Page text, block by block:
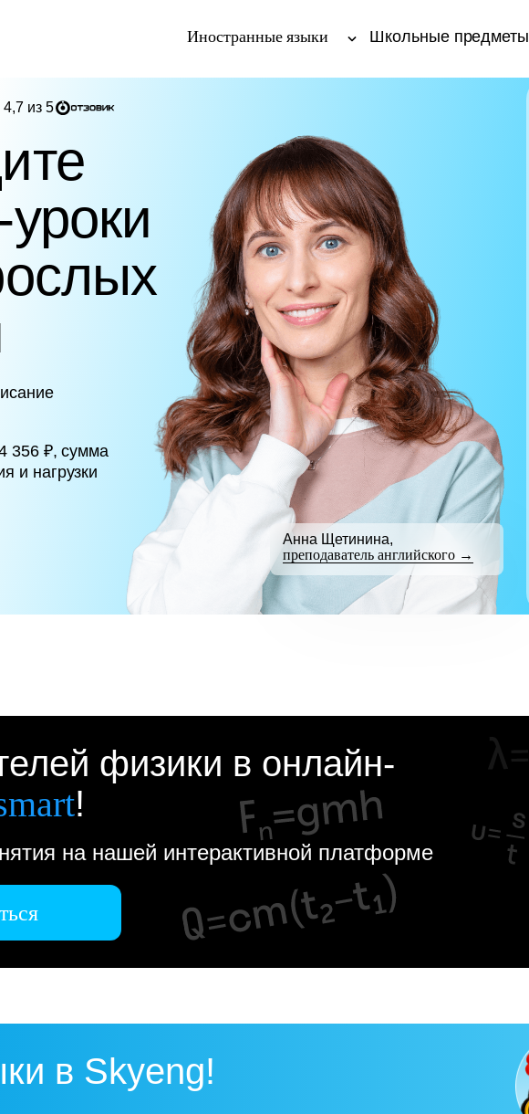
Иностранные языки Школьные предметы
356 ₽, сумма
и нагрузки
4,7 из 5
Анна Щетинина,
преподаватель английского →
физики в онлайн-
!
на нашей интерактивной платформе
в Skyeng!